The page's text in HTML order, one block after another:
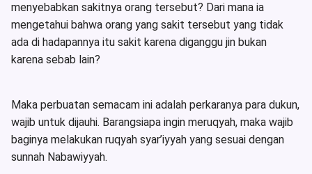
menyebabkan sakitnya orang tersebut? Dari mana ia
mengetahui bahwa orang yang sakit tersebut yang tidak
ada di hadapannya itu sakit karena diganggu jin bukan
karena sebab lain?
Maka perbuatan semacam ini adalah perkaranya para dukun,
wajib untuk dijauhi. Barangsiapa ingin meruqyah, maka wajib
baginya melakukan ruqyah syar’iyyah yang sesuai dengan
sunnah Nabawiyyah.